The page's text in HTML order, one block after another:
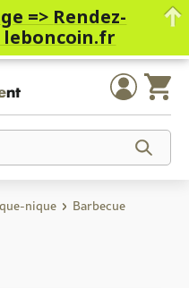
nique Barbecue
=>Rendez-
leboncoin.fr